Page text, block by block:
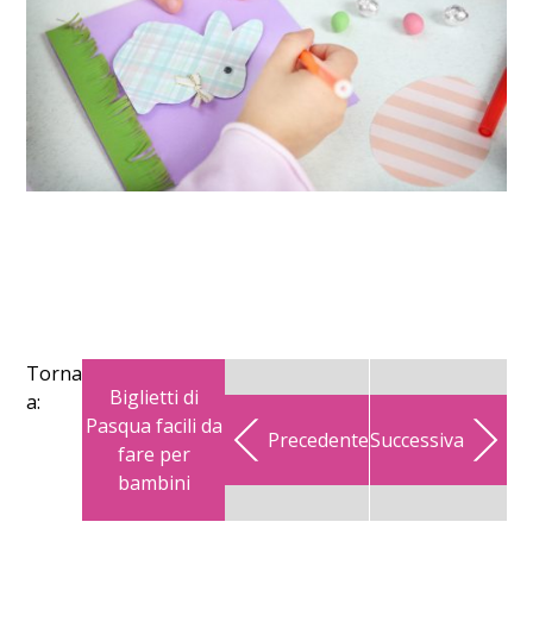
Torna
a:
Biglietti di
Pasqua facili da
fare per
bambini
PrecedenteSuccessiva